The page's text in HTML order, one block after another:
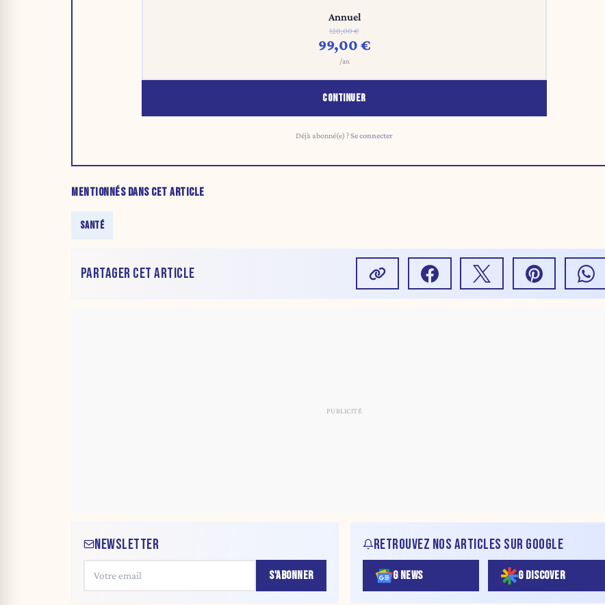
Annuel
120,00 €
99,00 €
/an
CONTINUER
Déjà abonné(e) ?Se connecter
MENTIONNÉS DANS CET ARTICLE
SANTÉ
PARTAGER CET ARTICLE
NEWSLETTER
S'ABONNER
RETROUVEZ NOS ARTICLES SUR GOOGLE
G NEWS G DISCOVER